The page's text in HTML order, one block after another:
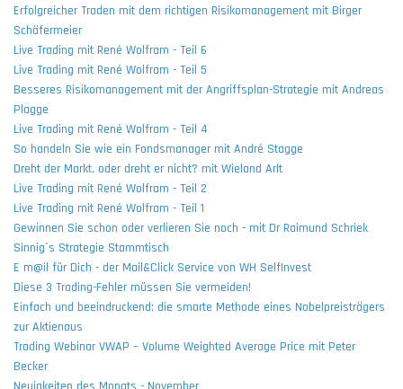
Erfolgreicher Traden mit dem richtigen Risikomanagement mit Birger
Schäfermeier
Live Trading mit René Wolfram - Teil 6
Live Trading mit René Wolfram - Teil 5
Besseres Risikomanagement mit der Angriffsplan-Strategie mit Andreas
Plagge
Live Trading mit René Wolfram - Teil 4
So handeln Sie wie ein Fondsmanager mit André Stagge
Dreht der Markt, oder dreht er nicht? mit Wieland Arlt
Live Trading mit René Wolfram - Teil 2
Live Trading mit René Wolfram - Teil 1
Gewinnen Sie schon oder verlieren Sie noch - mit Dr Raimund Schriek
Sinnig´s Strategie Stammtisch
E m@il für Dich - der Mail&Click Service von WH SelfInvest
Diese 3 Trading-Fehler müssen Sie vermeiden!
Einfach und beeindruckend: die smarte Methode eines Nobelpreisträgers
zur Aktienaus
Trading Webinar VWAP – Volume Weighted Average Price mit Peter
Becker